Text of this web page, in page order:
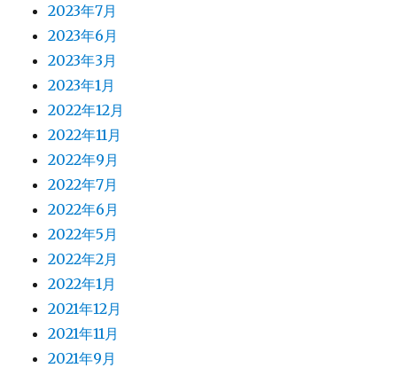
2023年7月
2023年6月
2023年3月
2023年1月
2022年12月
2022年11月
2022年9月
2022年7月
2022年6月
2022年5月
2022年2月
2022年1月
2021年12月
2021年11月
2021年9月